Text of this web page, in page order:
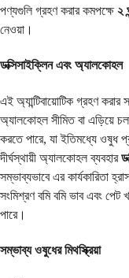
পণ্যগুলি গ্রহণ করার কমপক্ষে২
নেওয়া।
ডক্সিসাইক্লিন এবং অ্যালকোহল
এই অ্যান্টিবায়োটিক গ্রহণ
অ্যালকোহল সীমিত বা এড়িয়ে
করতে পারে, যা ইতিমধ্যে ওষুধ
দীর্ঘস্থায়ী অ্যালকোহল ব্যবহার
সম্ভাব্যভাবে এর কার্যকারিতা
সংমিশ্রণ বমি বমি ভাব এবং পেট
পারে।
সম্ভাব্য ওষুধের মিথস্ক্রিয়া